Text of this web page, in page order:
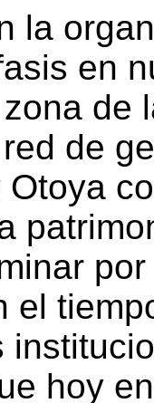
la
en
de
de
Otoya
el
hoy